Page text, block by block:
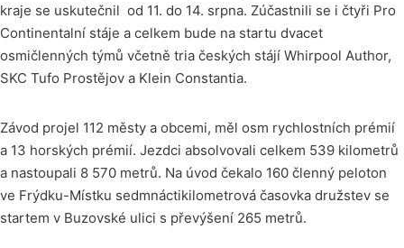
kraje se uskutečnil od 11. do 14. srpna. Zúčastnili se i čtyři Pro
Continentalní stáje a celkem bude na startu dvacet
osmičlenných týmů včetně tria českých stájí Whirpool Author,
SKC Tufo Prostějov a Klein Constantia.
Závod projel 112 městy a obcemi, měl osm rychlostních prémií
a 13 horských prémií. Jezdci absolvovali celkem 539 kilometrů
a nastoupali 8 570 metrů. Na úvod čekalo 160 členný peloton
ve Frýdku-Místku sedmnáctikilometrová časovka družstev se
startem v Buzovské ulici s převýšení 265 metrů.